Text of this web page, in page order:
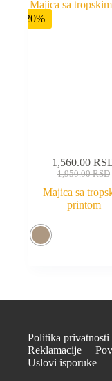
-20%
1,950.00RSD
1,560.00
Majica sa
printom
Politika privatnosti
Reklamacije
Uslovi isporuke